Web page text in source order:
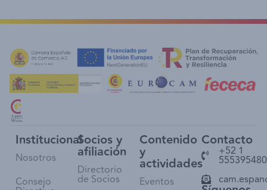
Institucional
Nosotros
Consejo
Socios y
afiliación
Directorio
de Socios
Contenido
y
actividades
Eventos
Contacto
+52 1